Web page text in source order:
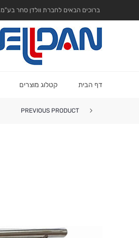
ברוכים הבאים לחברת וולדן סחר בע"מ
דף הבית קטלוג מוצרים
PREVIOUS PRODUCT